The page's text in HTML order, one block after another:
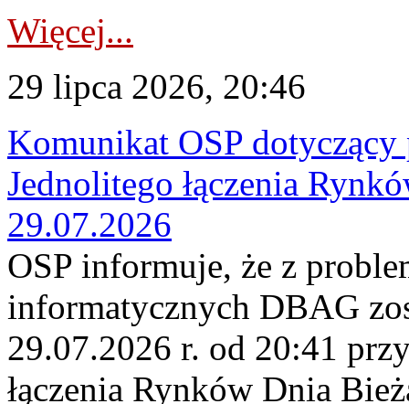
Więcej...
29 lipca 2026, 20:46
Komunikat OSP
Jednolitego łączenia
29.07.2026
OSP informuje, że z
informatycznych DBAG
29.07.2026 r. od 20:41
łączenia Rynków Dnia